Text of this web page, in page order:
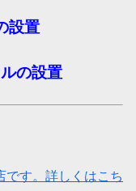
設置
の設置
です。詳しくはこち